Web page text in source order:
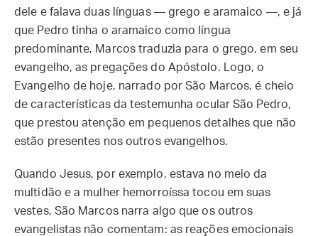
dele e falava duas línguas — grego e aramaico —, e já
que Pedro tinha o aramaico como língua
predominante, Marcos traduzia para o grego, em seu
evangelho, as pregações do Apóstolo. Logo, o
Evangelho de hoje, narrado por São Marcos, é cheio
de características da testemunha ocular São Pedro,
que prestou atenção em pequenos detalhes que não
estão presentes nos outros evangelhos.
Quando Jesus, por exemplo, estava no meio da
multidão e a mulher hemorroíssa tocou em suas
vestes, São Marcos narra algo que os outros
evangelistas não comentam: as reações emocionais